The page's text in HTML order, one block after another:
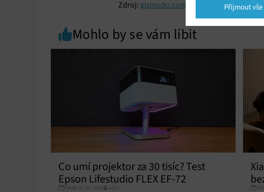
Marketing
personalizované
profilů pro výběr
Přiřazování a
zařízení,
Zajištění
Poskytování a
ochrany osobních
Přijmout vše
Zdroj: gizmodo.com
Mohlo by se vám líbit
Co umí projektor za 30 tisíc? Test
Epson Lifestudio FLEX EF-72
Pátek 10. 07. 2026 Julia